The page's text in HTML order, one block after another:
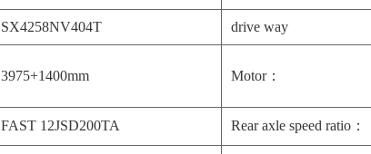
SX4258NV404T drive way
3975+1400mm Motor：
FAST 12JSD200TA Rear axle speed ratio：